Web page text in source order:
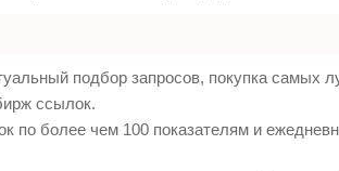
подбор запросов, покупка самых
ссылок.
по более чем 100 показателям и